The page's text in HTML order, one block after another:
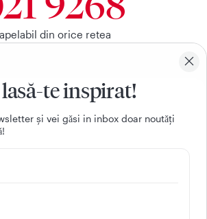
te inspirat!
și vei gǎsi in inbox doar noutǎți
din orice retea